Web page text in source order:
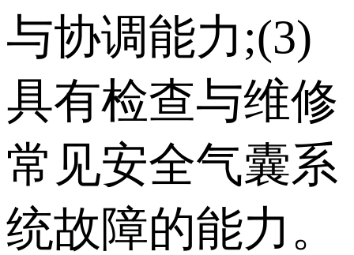
与协调能力;(3)
具有检查与维修
常见安全气囊系
统故障的能力。